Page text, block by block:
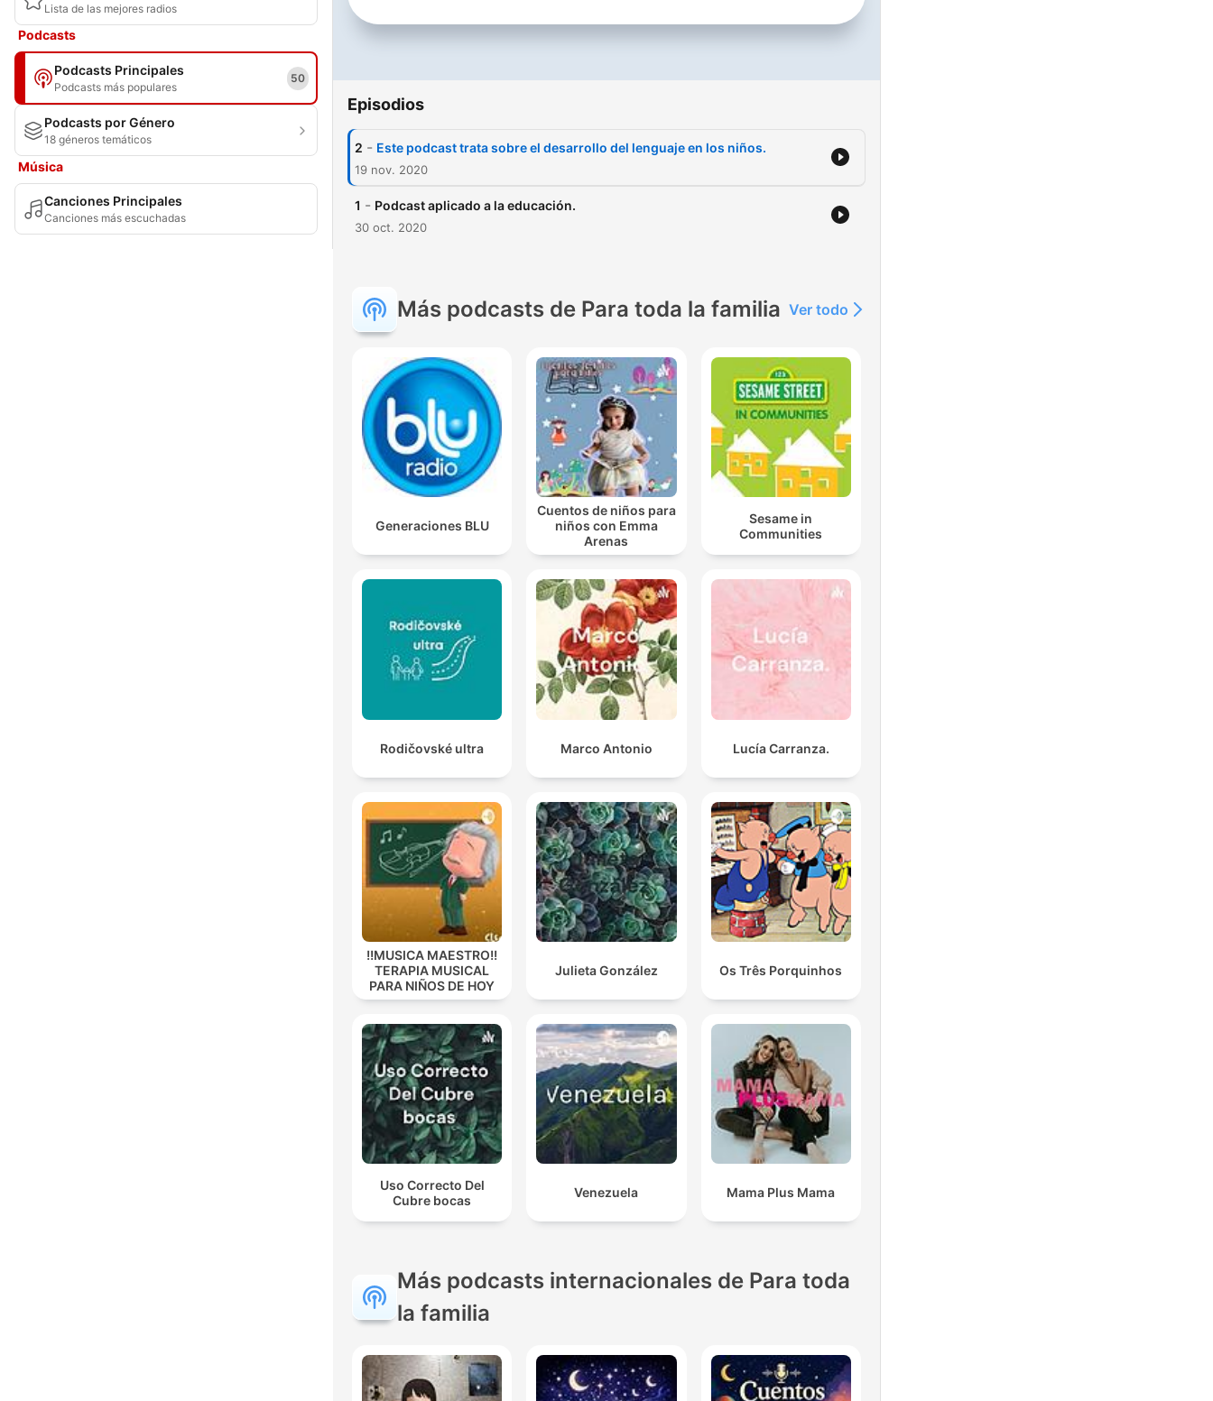
Lista de las mejores radios
Podcasts
Podcasts Principales
Podcasts más populares
50
Podcasts por Género
18 géneros temáticos
Música
Canciones Principales
Canciones más escuchadas
Episodios
2 - Este podcast trata sobre el desarrollo del lenguaje en los niños.
19 nov. 2020
1 - Podcast aplicado a la educación.
30 oct. 2020
Más podcasts de Para toda la familia Ver todo
Generaciones BLU
Cuentos de niños para
niños con Emma
Arenas
Sesame in
Communities
Rodičovské ultra Marco Antonio Lucía Carranza.
!!MUSICA MAESTRO!!
TERAPIA MUSICAL
PARA NIÑOS DE HOY
Julieta González Os Três Porquinhos
Uso Correcto Del
Cubre bocas
Venezuela Mama Plus Mama
Más podcasts internacionales de Para toda
la familia